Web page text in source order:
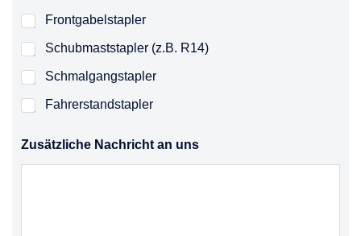
Frontgabelstapler
Schubmaststapler (z.B. R14)
Schmalgangstapler
Fahrerstandstapler
Zusätzliche Nachricht an uns